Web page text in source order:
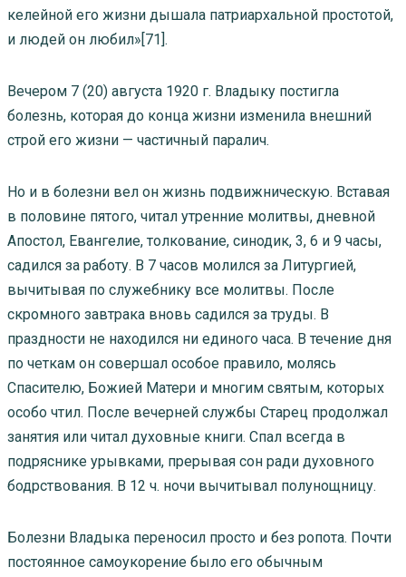
келейной его жизни дышала патриархальной простотой,
и людей он любил»[71].
Вечером 7 (20) августа 1920 г. Владыку постигла
болезнь, которая до конца жизни изменила внешний
строй его жизни — частичный паралич.
Но и в болезни вел он жизнь подвижническую. Вставая
в половине пятого, читал утренние молитвы, дневной
Апостол, Евангелие, толкование, синодик, 3, 6 и 9 часы,
садился за работу. В 7 часов молился за Литургией,
вычитывая по служебнику все молитвы. После
скромного завтрака вновь садился за труды. В
праздности не находился ни единого часа. В течение дня
по четкам он совершал особое правило, молясь
Спасителю, Божией Матери и многим святым, которых
особо чтил. После вечерней службы Старец продолжал
занятия или читал духовные книги. Спал всегда в
подряснике урывками, прерывая сон ради духовного
бодрствования. В 12 ч. ночи вычитывал полунощницу.
Болезни Владыка переносил просто и без ропота. Почти
постоянное самоукорение было его обычным